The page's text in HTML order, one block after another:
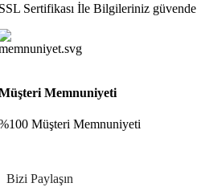
Sertifikası İle Bilgileriniz güvende
Memnuniyeti
Müşteri Memnuniyeti
Bizi Paylaşın